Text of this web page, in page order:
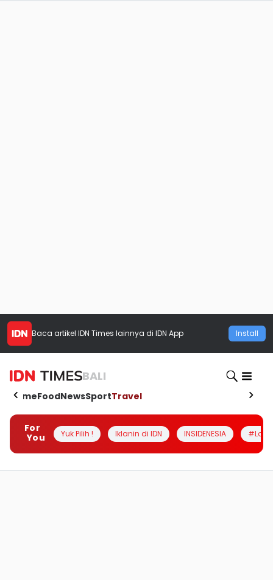
Baca artikel IDN Times lainnya di IDN App Install
BALI
HomeFoodNewsSportTravel
For
You
Yuk Pilih ! Iklanin di IDN INSIDENESIA